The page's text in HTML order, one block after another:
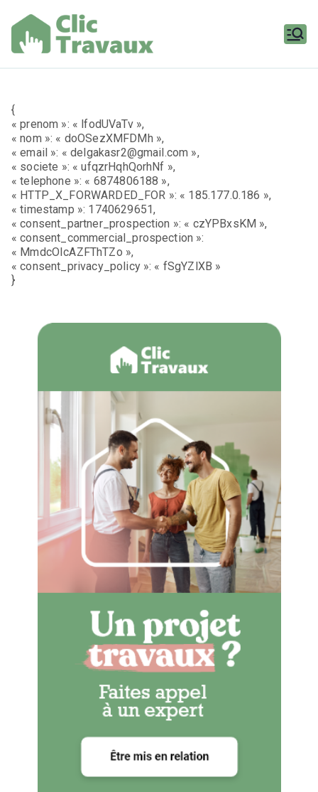
contenu
{
« prenom »: « lfodUVaTv »,
« nom »: « doOSezXMFDMh »,
« email »: « delgakasr2@gmail.com »,
« societe »: « ufqzrHqhQorhNf »,
« telephone »: « 6874806188 »,
« HTTP_X_FORWARDED_FOR »: « 185.177.0.186 »,
« timestamp »: 1740629651,
« consent_partner_prospection »: « czYPBxsKM »,
« consent_commercial_prospection »:
« MmdcOIcAZFThTZo »,
« consent_privacy_policy »: « fSgYZlXB »
}